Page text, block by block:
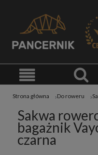
Strona główna Do roweru
Sakwa
bagażnik
czarna